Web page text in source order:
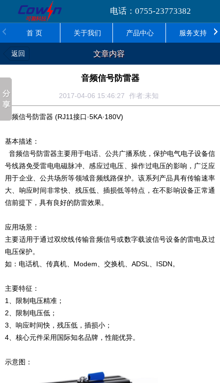
电话：0755-23773382
首 页 关于我们 产品中心 服务支持
返回 文章内容
音频信号防雷器
2017-04-06 15:46:27 作者:未知
音频信号防雷器 (RJ11接口·5KA·180V)
基本描述：
音频信号防雷器主要用于电话、公共广播系统，保护电气电子设备信
号线路免受雷电电磁脉冲、感应过电压、操作过电压的影响，广泛应
用于企业、公共场所等领域音频线路保护。该系列产品具有传输速率
大、响应时间非常快、残压低、插损低等特点，在不影响设备正常通
信前提下，具有良好的防雷效果。
应用场景：
主要适用于通过双绞线传输音频信号或数字载波信号设备的雷电及过
电压保护。
如：电话机、传真机、Modem、交换机、ADSL、ISDN。
主要特征：
1、限制电压精准；
2、限制电压低；
3、响应时间快，残压低，插损小；
4、核心元件采用国际知名品牌，性能优异。
示意图：